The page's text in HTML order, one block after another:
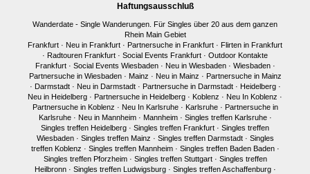
Haftungsausschluß
Wanderdate - Single Wanderungen. Für Singles über 20 aus dem ganzen
Rhein Main Gebiet
Frankfurt · Neu in Frankfurt · Partnersuche in Frankfurt · Flirten in Frankfurt
· Radtouren Frankfurt · Social Events Frankfurt · Outdoor Kontakte
Frankfurt· Social Events Wiesbaden· Neu in Wiesbaden· Wiesbaden·
Partnersuche in Wiesbaden· Mainz · Neu in Mainz · Partnersuche in Mainz
· Darmstadt· Neu in Darmstadt· Partnersuche in Darmstadt· Heidelberg·
Neu in Heidelberg · Partnersuche in Heidelberg · Koblenz · Neu In Koblenz ·
Partnersuche in Koblenz · Neu In Karlsruhe· Karlsruhe· Partnersuche in
Karlsruhe· Neu in Mannheim· Mannheim· Singles treffen Karlsruhe·
Singles treffen Heidelberg · Singles treffen Frankfurt · Singles treffen
Wiesbaden· Singles treffen Mainz · Singles treffen Darmstadt· Singles
treffen Koblenz · Singles treffen Mannheim· Singles treffen Baden Baden·
Singles treffen Pforzheim· Singles treffen Stuttgart· Singles treffen
Heilbronn· Singles treffen Ludwigsburg· Singles treffen Aschaffenburg·